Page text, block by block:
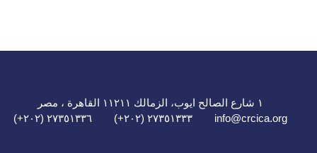
١ شارع الصالح ايوب، الزمالك ١١٢١١ القاهرة ، مصر
info@crcica.org
٢٧٣٥١٣٣٣ (٢٠٢+) ٢٧٣٥١٣٣٦ (٢٠٢+)